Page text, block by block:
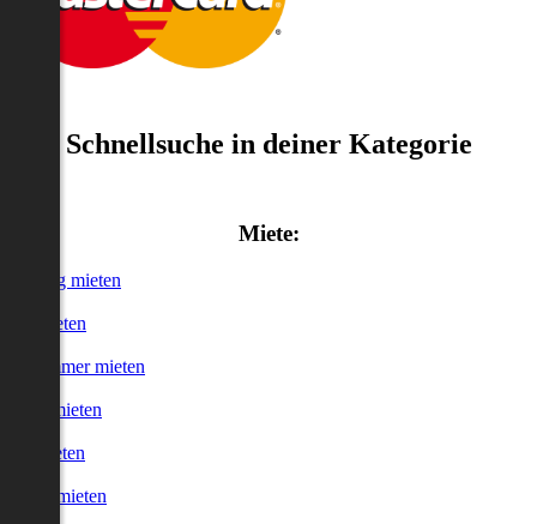
Schnellsuche in deiner Kategorie
Miete:
mieten
mieten
Zimmer mieten
mieten
mieten